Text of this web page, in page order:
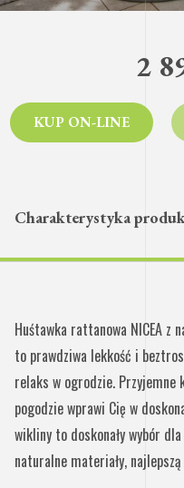
2
KUP ON-LINE
Charakterystyka
Huśtawka rattanowa NICEA z
to prawdziwa lekkość i
relaks w ogrodzie. Przyjemne
pogodzie wprawi Cię w
wikliny to doskonały wybór
naturalne materiały,